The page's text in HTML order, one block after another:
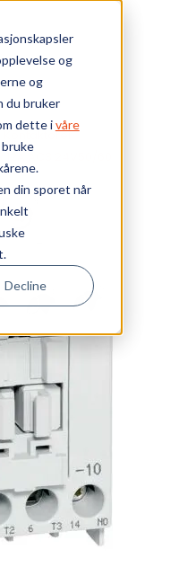
og
og
du bruker
dette ivåre
din sporet når
Decline
Kontaktorer
12A AC3 24V50/60